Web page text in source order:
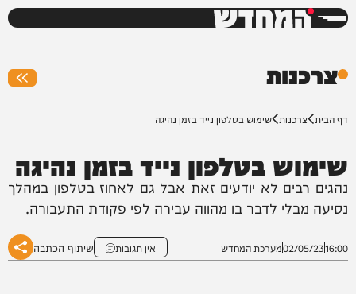
המחדש
צרכנות
דף הבית צרכנות שימוש בטלפון נייד בזמן נהיגה
שימוש בטלפון נייד בזמן נהיגה
נהגים רבים לא יודעים זאת אבל גם לאחוז בטלפון במהלך
נסיעה מבלי לדבר בו מהווה עבירה לפי פקודת התעבורה.
16:00
02/05/23מערכת המחדש אין תגובות שיתוף הכתבה